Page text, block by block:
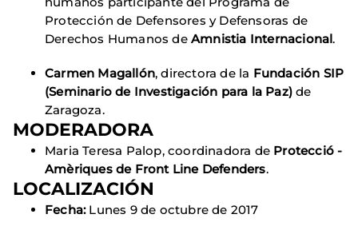
Protección de Defensores y Defensoras de
Derechos Humanos de Amnistia Internacional.
Carmen Magallón, directora de la Fundación SIP
(Seminario de Investigación para la Paz) de
Zaragoza.
MODERADORA
Maria Teresa Palop, coordinadora de Protecció -
Amèriques de Front Line Defenders.
LOCALIZACIÓN
Fecha:Lunes 9 de octubre de 2017